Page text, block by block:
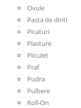
Ovule
Pasta de dinti
Picaturi
Plasture
Pliculet
Praf
Pudra
Pulbere
Roll-On